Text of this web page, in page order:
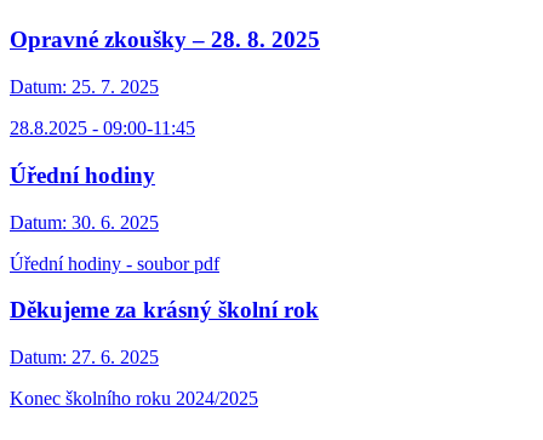
Opravné zkoušky – 28. 8. 2025
Datum: 25. 7. 2025
28.8.2025 - 09:00-11:45
Úřední hodiny
Datum: 30. 6. 2025
Úřední hodiny - soubor pdf
Děkujeme za krásný školní rok
Datum: 27. 6. 2025
Konec školního roku 2024/2025